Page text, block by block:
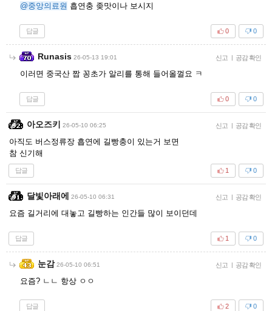
@중앙의료원 흡연충 좆맛이나 보시지
답글 0
0
Runasis 26-05-13 19:01 신고 | 공감 확인
이러면 중국산 짭 꽁초가 알리를 통해 들어올껄요 ㅋ
답글 0
0
아오즈키 26-05-10 06:25 신고 | 공감 확인
아직도 버스정류장 흡연에 길빵충이 있는거 보면
참 신기해
답글 0
1
달빛아래에 26-05-10 06:31 신고 | 공감 확인
요즘 길거리에 대놓고 길빵하는 인간들 많이 보이던데
답글 0
1
눈감 26-05-10 06:51 신고 | 공감 확인
요즘? ㄴㄴ 항상 ㅇㅇ
답글 0
2